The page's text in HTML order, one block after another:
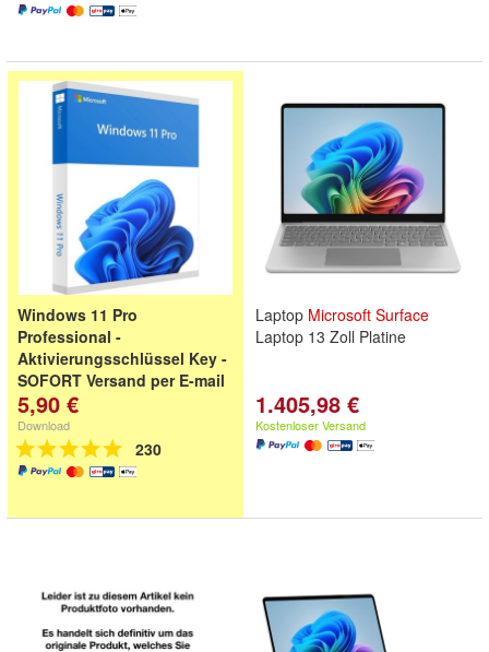
Windows 11 Pro
Professional -
Aktivierungsschlüssel Key -
SOFORT Versand per E-mail
5,90 €
Download
230
Laptop Microsoft Surface
Laptop 13 Zoll Platine
1.405,98 €
Kostenloser Versand